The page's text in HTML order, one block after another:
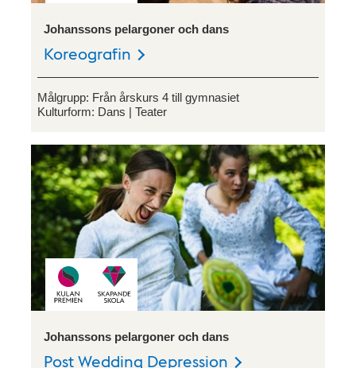
Johanssons pelargoner och dans
Koreografin
Målgrupp: Från årskurs 4 till gymnasiet
Kulturform: Dans Teater
Johanssons pelargoner och dans
Post Wedding Depression